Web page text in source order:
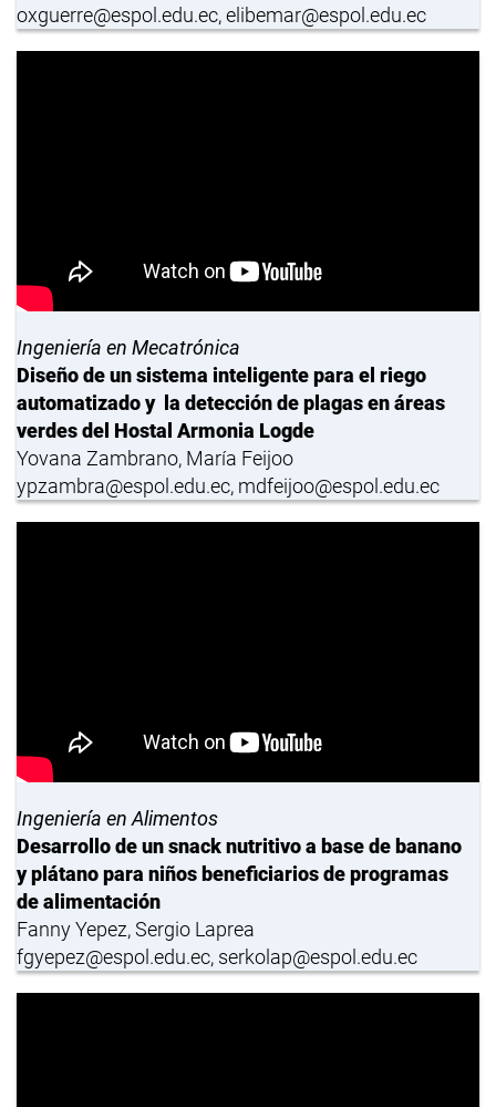
oxguerre@espol.edu.ec, elibemar@espol.edu.ec
Ingeniería en Mecatrónica
Diseño de un sistema inteligente para el riego
automatizado y la detección de plagas en áreas
verdes del Hostal Armonia Logde
Yovana Zambrano, María Feijoo
ypzambra@espol.edu.ec, mdfeijoo@espol.edu.ec
Ingeniería en Alimentos
Desarrollo de un snack nutritivo a base de banano
y plátano para niños beneficiarios de programas
de alimentación
Fanny Yepez, Sergio Laprea
fgyepez@espol.edu.ec, serkolap@espol.edu.ec